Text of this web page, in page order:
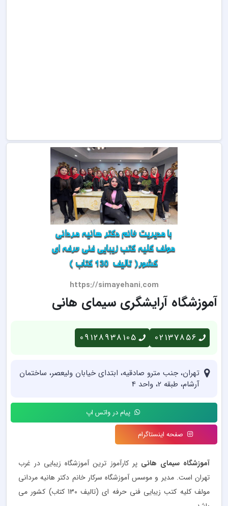
https://simayehani.com
آموزشگاه آرایشگری سیمای هانی
02137856
09128938105
تهران، جنب مترو صادقیه، ابتدای خیابان ولیعصر، ساختمان
آرشام، طبقه 2، واحد 4
پیام در واتس اپ
صفحه اینستاگرام
آموزشگاه سیمای هانی پر کارآموز ترین آموزشگاه زیبایی در غرب
تهران است. مدیر و موسس آموزشگاه سرکار خانم دکتر هانیه مردانی
مولف کلیه کتب زیبایی فنی حرفه ای (تالیف 130 کتاب) کشور می